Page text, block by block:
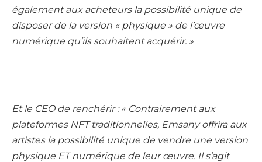
également aux acheteurs la possibilité unique de
disposer de la version « physique » de l’œuvre
numérique qu’ils souhaitent acquérir. »
Et le CEO de renchérir : « Contrairement aux
plateformes NFT traditionnelles, Emsany offrira aux
artistes la possibilité unique de vendre une version
physique ET numérique de leur œuvre. Il s’agit